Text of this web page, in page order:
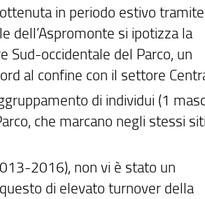
in periodo estivo
dell’Aspromonte si ipotizza la
Sud-occidentale del Parco, un
al confine con il settore
di individui (1
che marcano negli stessi
2016), non vi è stato un
di elevato turnover della